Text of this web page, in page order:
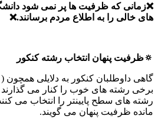
❌زمانی که ظرفیت ها پر نمی شود
های خالی را به اطلاع مردم برسانند.❌
🔅ظرفیت پنهان انتخاب رشته کنکور
گاهی داوطلبان کنکور به دلایلی
برخی رشته های خوب را کنار می گذارند
رشته های سطح پایینتر را انتخاب می
مانده ظرفیت پنهان می گویند.